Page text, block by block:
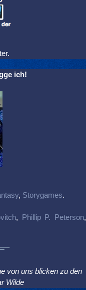
ich!
, Storygames.
, Phillip P. Peterson,
von uns blicken zu den
Wilde